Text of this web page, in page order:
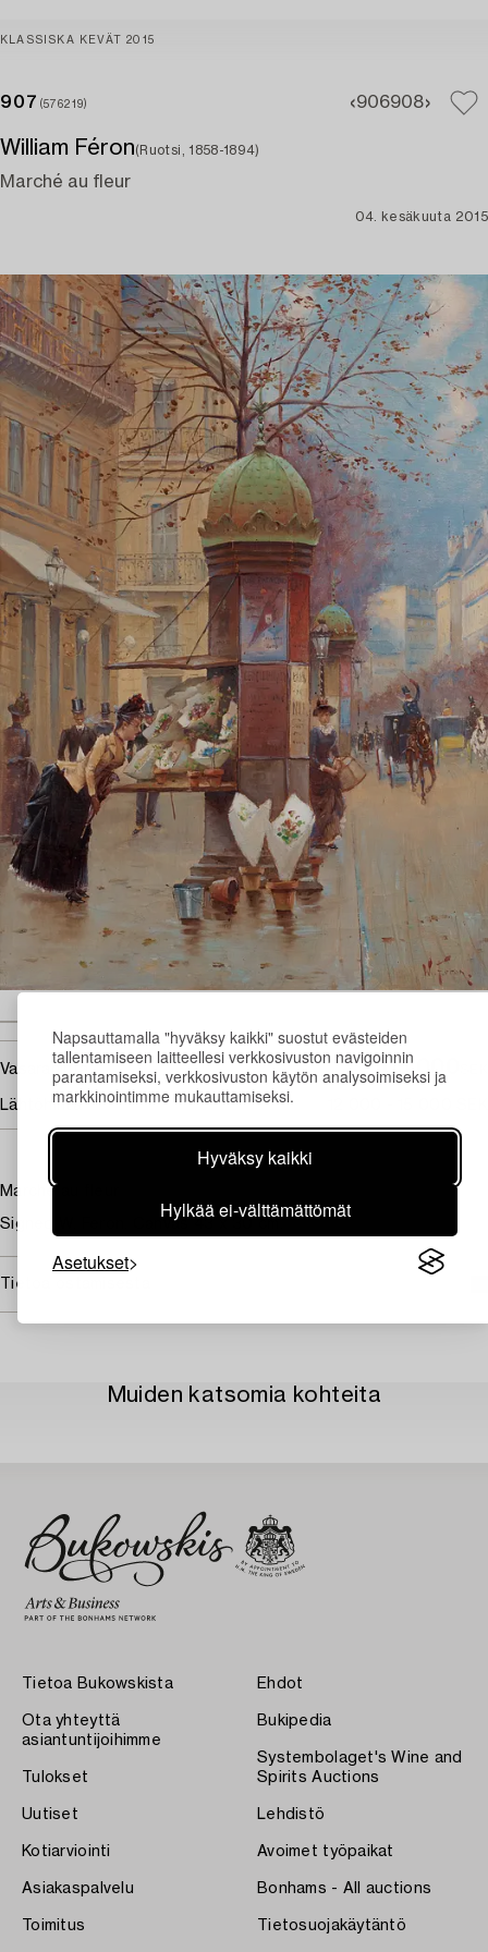
Napsauttamalla "hyväksy kaikki" suostut evästeiden
tallentamiseen laitteellesi verkkosivuston navigoinnin
parantamiseksi, verkkosivuston käytön analysoimiseksi ja
markkinointimme mukauttamiseksi.
Hyväksy kaikki
Hylkää ei-välttämättömät
Asetukset
KLASSISKA KEVÄT 2015
907 (576219) 906908
William Féron(Ruotsi, 1858-1894)
Marché au fleur
04. kesäkuuta 2015
Vasarahinta 105 000
Lähtöhinta
Marché au fleur
Signed W. Feron. Canvas 43 x 30 cm.
Tietoa ostamisesta
Muiden katsomia kohteita
Tietoa Bukowskista
Ota yhteyttä
asiantuntijoihimme
Tulokset
Uutiset
Kotiarviointi
Asiakaspalvelu
Toimitus
Ehdot
Bukipedia
Systembolaget's Wine and
Spirits Auctions
Lehdistö
Avoimet työpaikat
Bonhams - All auctions
Tietosuojakäytäntö